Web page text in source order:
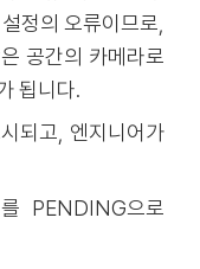
정의 오류이므로,
공간의 카메라로
됩니다.
되고, 엔지니어가
PENDING으로